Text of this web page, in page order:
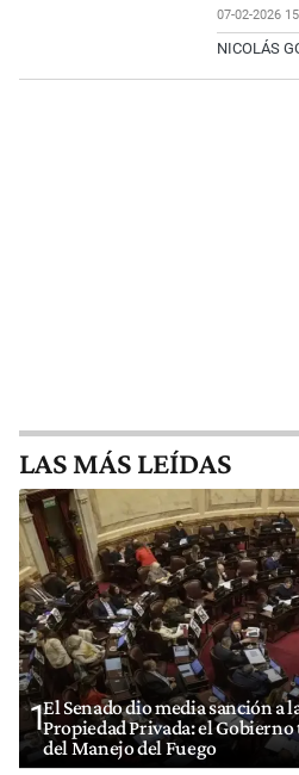
07-02-2026
NICOLÁS
LAS MÁS LEÍDAS
1El Senado dio media sanción a
Propiedad Privada: el Gobierno
del Manejo del Fuego